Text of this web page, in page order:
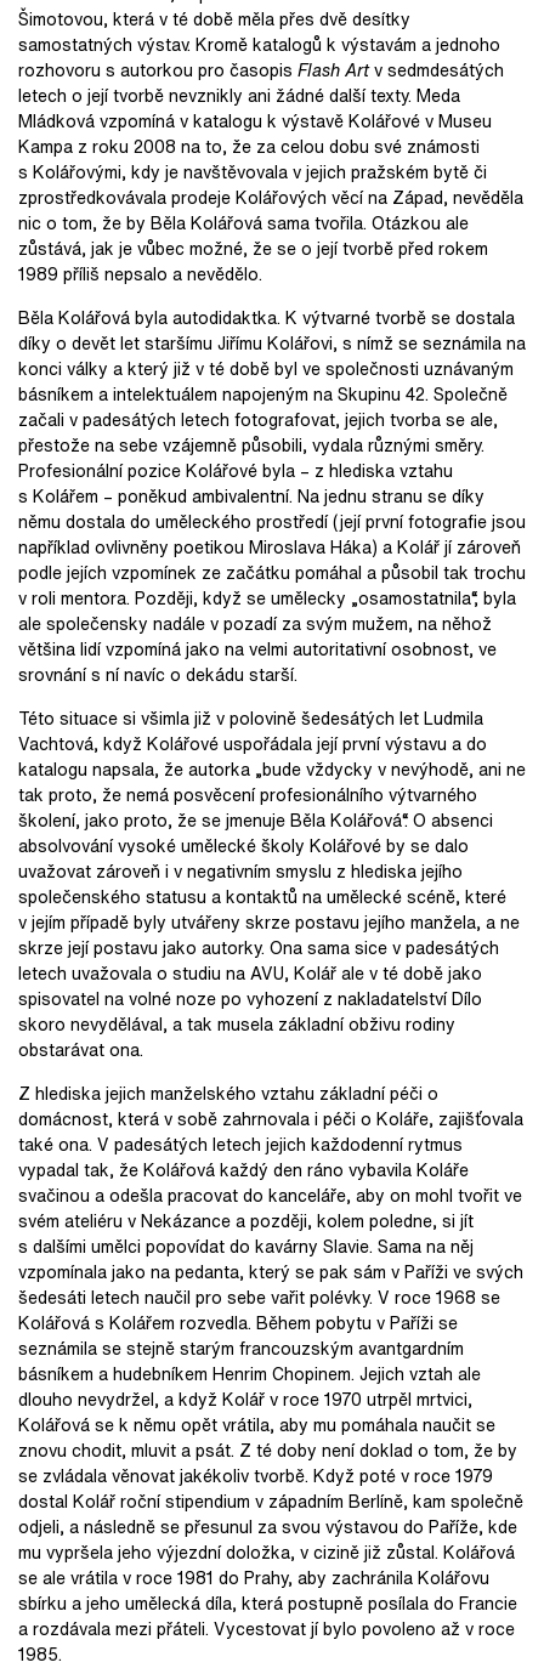
Šimotovou, která v té době měla přes dvě desítky
samostatných výstav. Kromě katalogů k výstavám a jednoho
rozhovoru s autorkou pro časopis Flash Artv sedmdesátých
letech o její tvorbě nevznikly ani žádné další texty. Meda
Mládková vzpomíná v katalogu k výstavě Kolářové v Museu
Kampa z roku 2008 na to, že za celou dobu své známosti
s Kolářovými, kdy je navštěvovala v jejich pražském bytě či
zprostředkovávala prodeje Kolářových věcí na Západ, nevěděla
nic o tom, že by Běla Kolářová sama tvořila. Otázkou ale
zůstává, jak je vůbec možné, že se o její tvorbě před rokem
1989 příliš nepsalo a nevědělo.
Běla Kolářová byla autodidaktka. K výtvarné tvorbě se dostala
díky o devět let staršímu Jiřímu Kolářovi, s nímž se seznámila na
konci války a který již v té době byl ve společnosti uznávaným
básníkem a intelektuálem napojeným na Skupinu 42. Společně
začali v padesátých letech fotografovat, jejich tvorba se ale,
přestože na sebe vzájemně působili, vydala různými směry.
Profesionální pozice Kolářové byla – z hlediska vztahu
s Kolářem – poněkud ambivalentní. Na jednu stranu se díky
němu dostala do uměleckého prostředí (její první fotografie jsou
například ovlivněny poetikou Miroslava Háka) a Kolář jí zároveň
podle jejích vzpomínek ze začátku pomáhal a působil tak trochu
v roli mentora. Později, když se umělecky „osamostatnila“, byla
ale společensky nadále v pozadí za svým mužem, na něhož
většina lidí vzpomíná jako na velmi autoritativní osobnost, ve
srovnání s ní navíc o dekádu starší.
Této situace si všimla již v polovině šedesátých let Ludmila
Vachtová, když Kolářové uspořádala její první výstavu a do
katalogu napsala, že autorka „bude vždycky v nevýhodě, ani ne
tak proto, že nemá posvěcení profesionálního výtvarného
školení, jako proto, že se jmenuje Běla Kolářová“. O absenci
absolvování vysoké umělecké školy Kolářové by se dalo
uvažovat zároveň i v negativním smyslu z hlediska jejího
společenského statusu a kontaktů na umělecké scéně, které
v jejím případě byly utvářeny skrze postavu jejího manžela, a ne
skrze její postavu jako autorky. Ona sama sice v padesátých
letech uvažovala o studiu na AVU, Kolář ale v té době jako
spisovatel na volné noze po vyhození z nakladatelství Dílo
skoro nevydělával, a tak musela základní obživu rodiny
obstarávat ona.
Z hlediska jejich manželského vztahu základní péči o
domácnost, která v sobě zahrnovala i péči o Koláře, zajišťovala
také ona. V padesátých letech jejich každodenní rytmus
vypadal tak, že Kolářová každý den ráno vybavila Koláře
svačinou a odešla pracovat do kanceláře, aby on mohl tvořit ve
svém ateliéru v Nekázance a později, kolem poledne, si jít
s dalšími umělci popovídat do kavárny Slavie. Sama na něj
vzpomínala jako na pedanta, který se pak sám v Paříži ve svých
šedesáti letech naučil pro sebe vařit polévky. V roce 1968 se
Kolářová s Kolářem rozvedla. Během pobytu v Paříži se
seznámila se stejně starým francouzským avantgardním
básníkem a hudebníkem Henrim Chopinem. Jejich vztah ale
dlouho nevydržel, a když Kolář v roce 1970 utrpěl mrtvici,
Kolářová se k němu opět vrátila, aby mu pomáhala naučit se
znovu chodit, mluvit a psát. Z té doby není doklad o tom, že by
se zvládala věnovat jakékoliv tvorbě. Když poté v roce 1979
dostal Kolář roční stipendium v západním Berlíně, kam společně
odjeli, a následně se přesunul za svou výstavou do Paříže, kde
mu vypršela jeho výjezdní doložka, v cizině již zůstal. Kolářová
se ale vrátila v roce 1981 do Prahy, aby zachránila Kolářovu
sbírku a jeho umělecká díla, která postupně posílala do Francie
a rozdávala mezi přáteli. Vycestovat jí bylo povoleno až v roce
1985.